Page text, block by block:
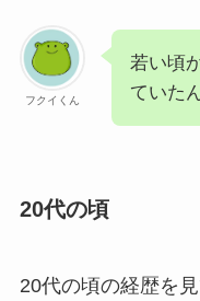
フクイくん
若い頃
ていた
20代の頃
20代の頃の経歴を見